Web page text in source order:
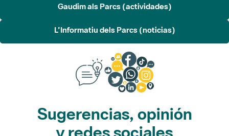
Gaudim als Parcs (actividades)
L'Informatiu dels Parcs (noticias)
Sugerencias, opinión